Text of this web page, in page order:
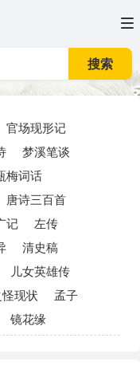
搜索
官场现形记
梦溪笔谈
梅词话
唐诗三百首
记
左传
清史稿
儿女英雄传
现状
孟子
镜花缘